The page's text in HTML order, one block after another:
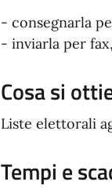
- consegnarla
- inviarla per
Cosa si
Liste elettorali
Tempi e